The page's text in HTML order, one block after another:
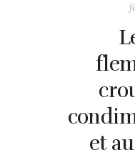
et